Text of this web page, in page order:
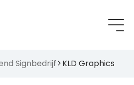
Signbedrijf KLD Graphics